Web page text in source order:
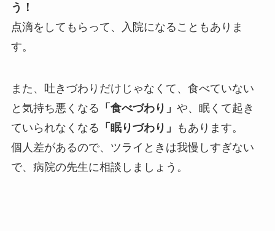
う！
点滴をしてもらって、入院になることもありま
す。
また、吐きづわりだけじゃなくて、食べていない
と気持ち悪くなる 「食べづわり」 や、眠くて起き
ていられなくなる 「眠りづわり」
もあります。
個人差があるので、ツライときは我慢しすぎない
で、病院の先生に相談しましょう。